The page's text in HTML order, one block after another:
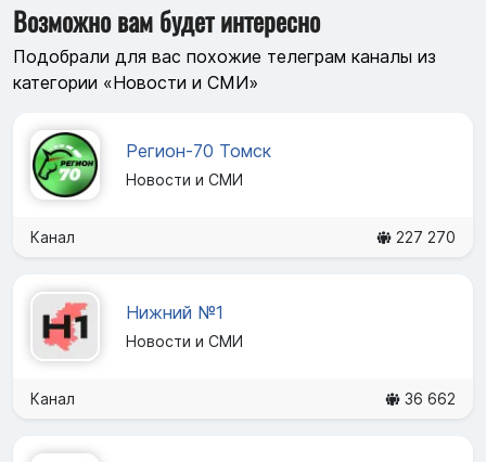
Возможно вам будет интересно
Подобрали для вас похожие телеграм каналы из
категории «Новости и СМИ»
Регион-70 Томск
Новости и СМИ
Канал 227 270
Нижний №1
Новости и СМИ
Канал 36 662